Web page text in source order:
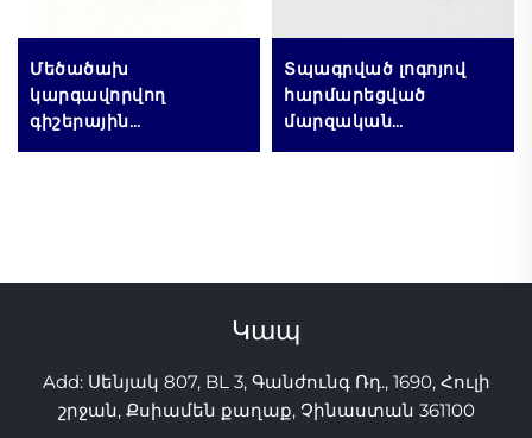
Մեծածախ
կարգավորվող
գիշերային
պաշտպանիչ՝
համար՝ բերանի
Տպագրված լոգոյով
հարմարեցված
մարզական
անվտանգության
ատամների
բռնցքամարտի,
և ոտնաթաթի
պաշտպանի համար
Կապ
Add: Սենյակ 807, BL 3, Գանժունգ Ռդ., 1690, Հուլի
շրջան, Քսիամեն քաղաք, Չինաստան 361100